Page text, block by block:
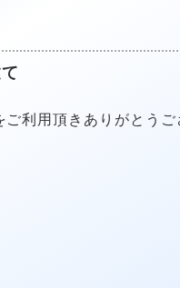
ご利用頂きありがとうご